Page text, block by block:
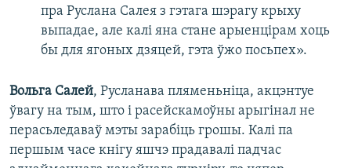
пра Руслана Салея з гэтага шэрагу крыху
выпадае, але калі яна стане арыенцірам хоць
бы для ягоных дзяцей, гэта ўжо посьпех».
Вольга Салей, Русланава пляменьніца, акцэнтуе
ўвагу на тым, што і расейскамоўны арыгінал не
перасьледаваў мэты зарабіць грошы. Калі па
першым часе кнігу яшчэ прадавалі падчас